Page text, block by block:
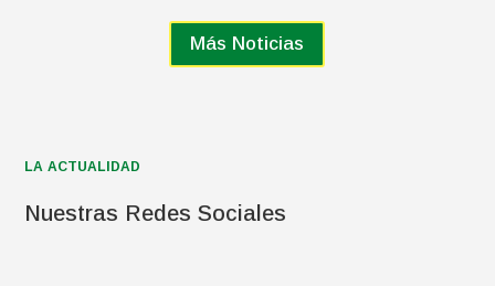
Más Noticias
LA ACTUALIDAD
Nuestras Redes Sociales